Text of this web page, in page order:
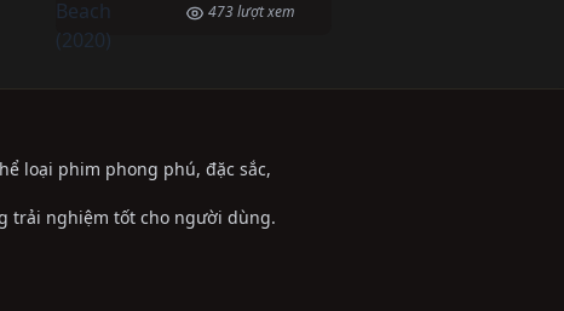
473 lượt xem
loại phim phong phú, đặc sắc,
trải nghiệm tốt cho người dùng.